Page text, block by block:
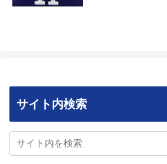
サイト内検索